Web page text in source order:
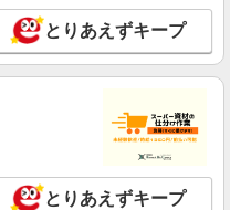
とりあえずキープ
とりあえずキープ